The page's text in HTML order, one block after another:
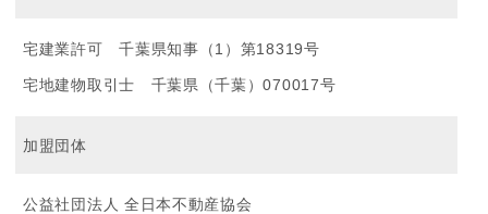
宅建業許可 千葉県知事（1）第18319号
宅地建物取引士 千葉県（千葉）070017号
加盟団体
公益社団法人 全日本不動産協会